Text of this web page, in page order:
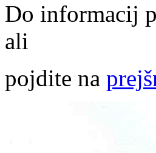
Do informacij
ali
pojdite na